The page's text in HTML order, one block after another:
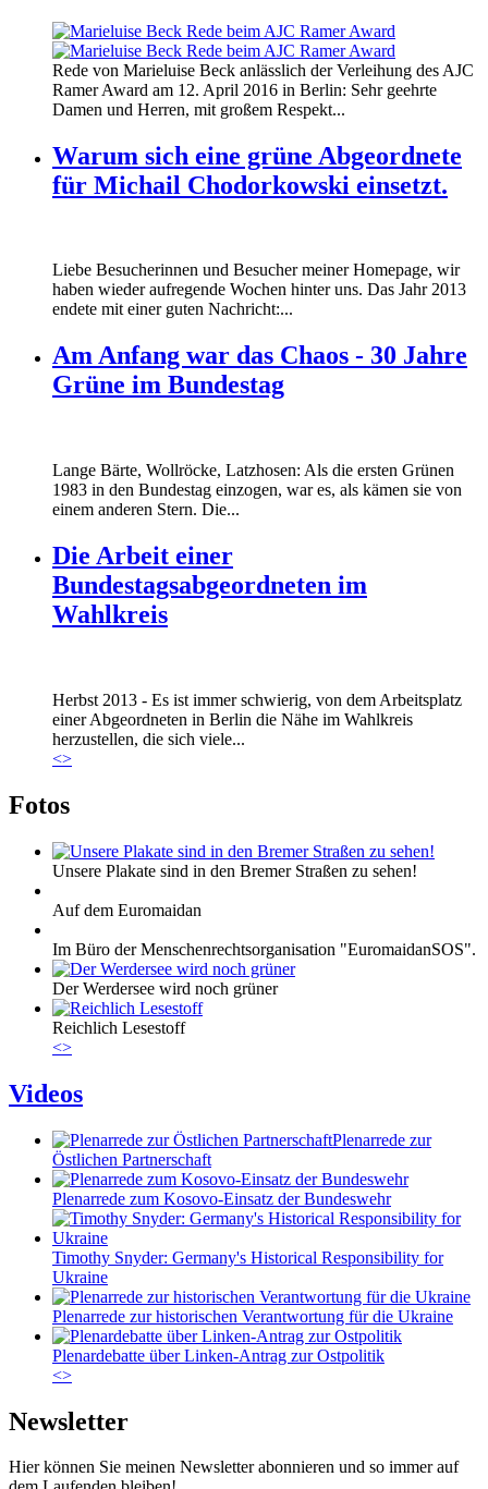
160412_ramer_award.jpg
160412_ramer_award.jpg
Rede von Marieluise Beck anlässlich der Verleihung des AJC
Ramer Award am 12. April 2016 in Berlin: Sehr geehrte
Damen und Herren, mit großem Respekt...
Warum sich eine grüne Abgeordnete
für Michail Chodorkowski einsetzt.
Liebe Besucherinnen und Besucher meiner Homepage, wir
haben wieder aufregende Wochen hinter uns. Das Jahr 2013
endete mit einer guten Nachricht:...
Am Anfang war das Chaos - 30 Jahre
Grüne im Bundestag
Lange Bärte, Wollröcke, Latzhosen: Als die ersten Grünen
1983 in den Bundestag einzogen, war es, als kämen sie von
einem anderen Stern. Die...
Die Arbeit einer
Bundestagsabgeordneten im
Wahlkreis
Marie_und_Wahlkreis.jpg
Marie_und_Wahlkreis.jpg
Herbst 2013 - Es ist immer schwierig, von dem Arbeitsplatz
einer Abgeordneten in Berlin die Nähe im Wahlkreis
herzustellen, die sich viele...
<>
Fotos
Unsere Plakate sind in den Bremer Straßen zu sehen!
Auf dem Euromaidan
Im Büro der Menschenrechtsorganisation "EuromaidanSOS".
Der Werdersee wird noch grüner
Reichlich Lesestoff
<>
Videos
Plenarrede zur
Östlichen Partnerschaft
Plenarrede zum Kosovo-Einsatz der Bundeswehr
Timothy Snyder: Germany's Historical Responsibility for
Ukraine
Plenarrede zur historischen Verantwortung für die Ukraine
Plenardebatte über Linken-Antrag zur Ostpolitik
<>
Newsletter
Hier können Sie meinen Newsletter abonnieren und so immer auf